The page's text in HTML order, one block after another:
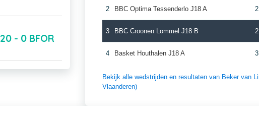
20 - 0 BFOR
2 BBC Optima Tessenderlo J18 A 2
3 BBC Croonen Lommel J18 B 2
4 Basket Houthalen J18 A 3
Bekijk alle wedstrijden en resultaten van Beker van
Vlaanderen)